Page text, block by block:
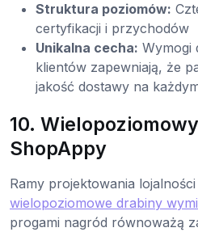
Struktura poziomów:
certyfikacji i przychodów
Unikalna cecha: Wymogi
klientów zapewniają, że
jakość dostawy na
10.
ShopAppy
Ramy projektowania
wielopoziomowe drabiny
progami nagród równoważą